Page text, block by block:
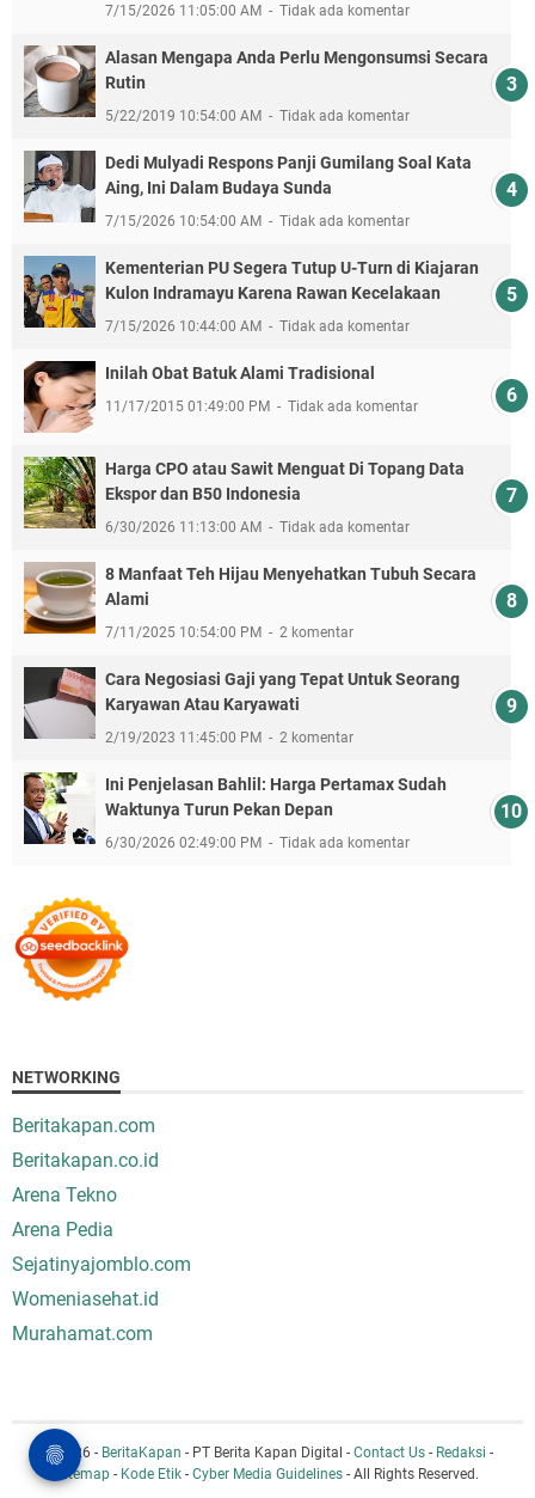
7/15/2026 11:05:00 AM Tidak ada komentar
Alasan Mengapa Anda Perlu Mengonsumsi Secara
Rutin
5/22/2019 10:54:00 AM Tidak ada komentar
Dedi Mulyadi Respons Panji Gumilang Soal Kata
Aing, Ini Dalam Budaya Sunda
7/15/2026 10:54:00 AM Tidak ada komentar
Kementerian PU Segera Tutup U-Turn di Kiajaran
Kulon Indramayu Karena Rawan Kecelakaan
7/15/2026 10:44:00 AM Tidak ada komentar
Inilah Obat Batuk Alami Tradisional
11/17/2015 01:49:00 PM Tidak ada komentar
Harga CPO atau Sawit Menguat Di Topang Data
Ekspor dan B50 Indonesia
6/30/2026 11:13:00 AM Tidak ada komentar
8 Manfaat Teh Hijau Menyehatkan Tubuh Secara
Alami
7/11/2025 10:54:00 PM 2 komentar
Cara Negosiasi Gaji yang Tepat Untuk Seorang
Karyawan Atau Karyawati
2/19/2023 11:45:00 PM 2 komentar
Ini Penjelasan Bahlil: Harga Pertamax Sudah
Waktunya Turun Pekan Depan
6/30/2026 02:49:00 PM Tidak ada komentar
NETWORKING
Beritakapan.com
Beritakapan.co.id
Arena Tekno
Arena Pedia
Sejatinyajomblo.com
Womeniasehat.id
Murahamat.com
© 2026 - BeritaKapan - PT Berita Kapan Digital - Contact Us- Redaksi -
Sitemap - Kode Etik - Cyber Media Guidelines - All Rights Reserved.